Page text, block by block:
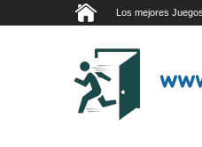
Los mejores